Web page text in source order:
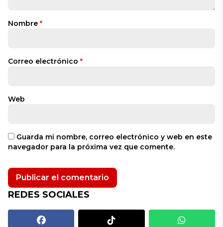
Nombre *
Correo electrónico *
Web
Guarda mi nombre, correo electrónico y web en este
navegador para la próxima vez que comente.
REDES SOCIALES